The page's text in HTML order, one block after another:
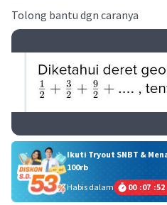
Tolong bantu dgn caranya
Ikuti Tryout SNBT &
100rb
Habis dalam
00 :07 :52